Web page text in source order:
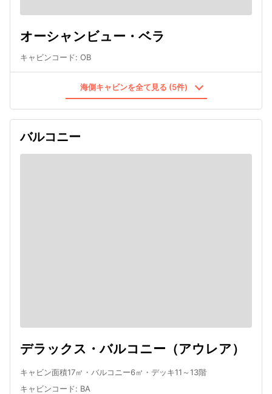
オーシャンビュー・ベラ
キャビンコード: OB
海側キャビンを全て見る (5件)
バルコニー
デラックス・バルコニー（アウレア）
キャビン面積17㎡・バルコニー6㎡・デッキ11～13階
キャビンコード: BA